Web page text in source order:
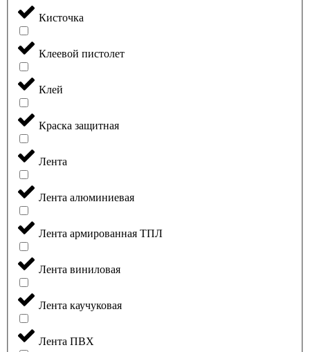
Кисточка
Клеевой пистолет
Клей
Краска защитная
Лента
Лента алюминиевая
Лента армированная ТПЛ
Лента виниловая
Лента каучуковая
Лента ПВХ